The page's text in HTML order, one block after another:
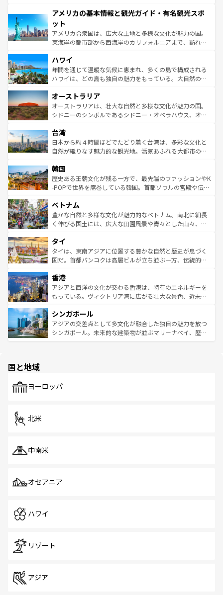
ンツ一覧を参照してほしい。
の建物がそのまま残る町や、スイスならではのユニークな
博物館もあり、アルプス観光だけでなく町歩きも満喫する
ことができる。国民の所得が高いため物価も高いが、旅行
者向けの交通パス提供のサービスもあり、うまく活用すれ
着のスイス情報は
アメリカの基本情報と観光ガイド・有名観光スポ
ット
アメリカ合衆国は、広大な土地と多様な文化が魅力の国。
東海岸の都市部から西海岸のカリフォルニアまで、訪れる
のような巨大都市は、観光、ショッピング、エンターテイ
ンメントが詰まった刺激的なスポットだ。一方、アメリカ
西部には大自然が広がり、グランドキャニオンやイエロー
部のニューオーリンズでは、音楽と美食が融合した独特の
文化が魅力。旅行者はアメリカの各地域で異なる魅力を楽
しみながら、その多様性と豊かな歴史を感じることができ
ならではの贅沢な旅のスタイルだ。 なお、新着のアメリカ
情報はコンテンツ一覧を参照してほしい。
ハワイ
年間を通じて温暖な気候に恵まれ、多くの島で構成される
ハワイは、どの島も独自の魅力をもっている。大自然の神
ワイ島は見逃せない。また、定番の観光地といえばオアフ
島だが、静かな自然を求めるならマウイ島やカウアイ島が
おすすめ。エメラルドグリーンに輝く海をはじめ、豊かな
れるおもてなしの心で訪れる人々を迎えてくれるハワイの
人々、おいしいローカルフードやハワイアンミュージッ
ク、伝統的なフラダンスなど、すべてがハワイの魅力を彩
ワイを、存分に味わってほしい。 なお、新着のハワイ情報
はコンテンツ一覧を参照してほしい。
オーストラリア
オーストラリアは、壮大な自然と多様な文化が魅力の国。
シドニーのシンボルであるシドニー・オペラハウス、オー
リアリーフや大陸中央部にそびえるウルル（エアーズロッ
ク）、タスマニアの美しい原生林やケアンズの熱帯雨林な
ど、見どころがたくさん。また、カフェやワイン、オージ
いる。アクティビティも充実しており、サーフィンやダイ
ビング、ハイキングなど、アウトドア好きにはたまらな
い。オーストラリアの多彩な魅力を存分に味わいつくそ
参照してほしい。
台湾
日本から約４時間ほどでたどり着く台湾は、多彩な文化と
自然が織りなす魅力的な観光地。活気あふれる大都市の台
ン）、静ひつな山岳地帯である台湾東部など、都市の喧騒
と山間の静けさが共存しており、訪れる人に新しい発見と
驚きをもたらしてくれる。また、奥深い台湾の食文化も魅
容にもいいと評判のスイーツなど、バラエティ豊かな料理
が味わえる。 なお、新着の台湾情報は コンテンツ一覧を参
照してほしい。
韓国
歴史ある王朝文化が残る一方で、最先端のファッションやK
-POPで世界を席巻している韓国。首都ソウルの宮殿や伝統
き、地方に足を延ばせば四季折々の自然美を楽しむことが
できる。そして、キムチや焼肉、絶品のストリートフード
まで、さまざまな韓国料理が待っている。夜には、韓国な
リティに包まれながら、韓国の多彩な魅力を心ゆくまで味
わってみてほしい。 なお、新着の韓国情報はコンテンツ一
覧を参照してほしい。
ベトナム
豊かな自然と多様な文化が魅力的なベトナム。南北に細長
く伸びる国土には、広大な田園風景や青々とした山々、世
急速な発展と共に伝統が息づく。ハノイの古い町並みやホ
ーチミン市のフランス統治時代の建物も、独特の雰囲気を
醸し出している。また、バラエティの豊かさとおいしさで
とつ。フォーやバインミー、ベトナムコーヒーなどは、ぜ
ひ現地で味わいたい。どの地域を訪れてもあたたかい人々
が旅行者を迎えてくれるので、きっと忘れられない旅にな
参照してほしい。
タイ
タイは、東南アジアに位置する豊かな自然と歴史が息づく
国だ。首都バンコクは高層ビルが立ち並ぶ一方、伝統的な
の活気が交差している。北部ではチェンマイなどの山岳地
帯で自然と触れ合い、南部ではプーケットやクラビの美し
いビーチでリゾート気分を楽しむことができる。タイ料理
激する。気候は一年中温暖で、どの季節にも異なる楽しみ
が待っている。親しみやすいタイの人々、仏教を中心とし
た文化、そして多様な観光資源が、訪れる旅人を魅了し続
香港
アジアと西洋の文化が交わる香港は、特有のエネルギーを
もっている。ヴィクトリア湾に広がる壮大な景色、近未来
み、どこを訪れても感動するはず。観光スポットが密集し
ており、効率よく見どころを回れるのも魅力。息をのむよ
うな絶景から文化的な体験まで、香港を存分に楽しみ尽く
シンガポール
アジアの交差点として多文化が融合した独自の魅力を放つ
シンガポール。未来的な建築物が並ぶマリーナベイ、歴史
で、ホーカーズは地元の風情を楽しめる外せないスポット
国と地域
ヨーロッパ
北米
中南米
オセアニア
ハワイ
リゾート
アジア